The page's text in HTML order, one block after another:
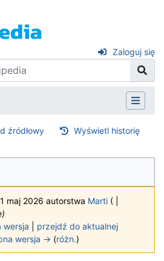
Zaloguj się
źródłowy Wyświetl historię
maj 2026 autorstwa Marti (
przejdź do aktualnej
wersja → (różn.)